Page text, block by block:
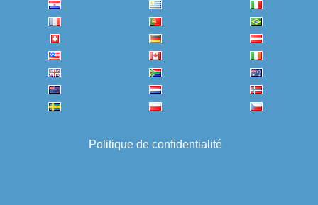
Politique de confidentialité